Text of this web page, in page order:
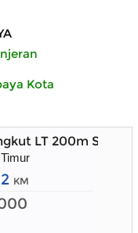
Kota
LT 200m
2 KM